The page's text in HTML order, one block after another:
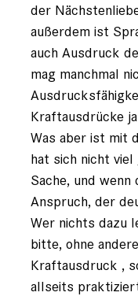
der
außerdem ist
auch Ausdruck
mag manchmal
Kraftausdrücke
Was aber ist mit
hat sich nicht
Sache, und
Anspruch, der
Wer nichts dazu
bitte, ohne
Kraftausdruck ,
allseits